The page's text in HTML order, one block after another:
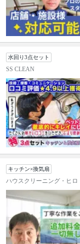
水回り3点セット
SS CLEAN
キッチン×換気扇
ハウスクリーニング・ヒロ